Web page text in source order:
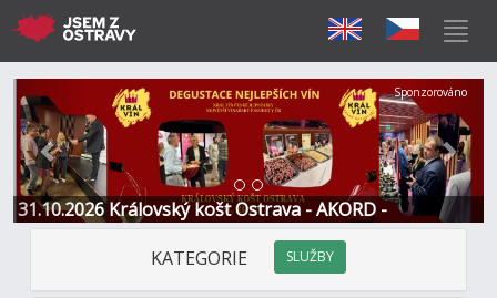
31.10.2026 Královský košt Ostrava - AKORD -
Restaurace a Hotel
Předchozí Další
Sponzorováno
KATEGORIE SLUŽBY